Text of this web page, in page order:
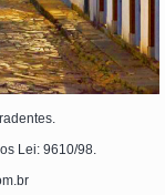
Lei: 9610/98.